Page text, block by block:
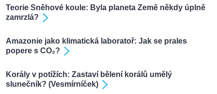
Teorie Sněhové koule: Byla planeta Země někdy úplně
zamrzlá?
Amazonie jako klimatická laboratoř: Jak se prales
popere s CO₂?
Korály v potížích: Zastaví bělení korálů umělý
slunečník? (Vesmírníček)